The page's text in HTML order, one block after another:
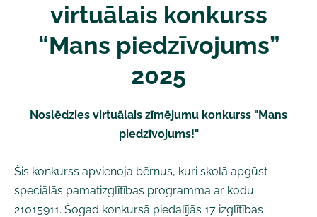
virtuālais konkurss
“Mans piedzīvojums”
2025
Noslēdzies virtuālais zīmējumu konkurss "Mans
piedzīvojums!"
Šis konkurss apvienoja bērnus, kuri skolā apgūst
speciālās pamatizglītības programma ar kodu
21015911. Šogad konkursā piedalījās 17 izglītības